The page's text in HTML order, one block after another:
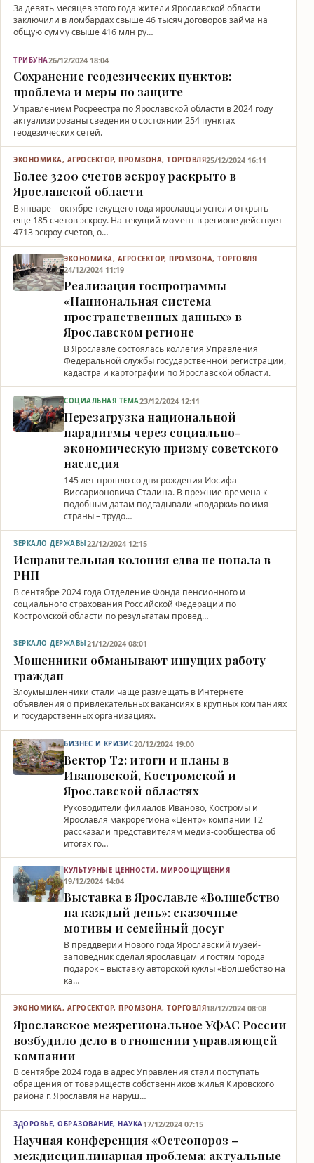
За девять месяцев этого года жители Ярославской области
заключили в ломбардах свыше 46 тысяч договоров займа на
общую сумму свыше 416 млн ру…
ТРИБУНА26/12/2024 18:04
Сохранение геодезических пунктов:
проблема и меры по защите
Управлением Росреестра по Ярославской области в 2024 году
актуализированы сведения о состоянии 254 пунктах
геодезических сетей.
ЭКОНОМИКА, АГРОСЕКТОР, ПРОМЗОНА, ТОРГОВЛЯ25/12/2024 16:11
Более 3200 счетов эскроу раскрыто в
Ярославской области
В январе – октябре текущего года ярославцы успели открыть
еще 185 счетов эскроу. На текущий момент в регионе действует
4713 эскроу-счетов, о…
ЭКОНОМИКА, АГРОСЕКТОР, ПРОМЗОНА, ТОРГОВЛЯ
24/12/2024 11:19
Реализация госпрограммы
«Национальная система
пространственных данных» в
Ярославском регионе
В Ярославле состоялась коллегия Управления
Федеральной службы государственной регистрации,
кадастра и картографии по Ярославской области.
СОЦИАЛЬНАЯ ТЕМА23/12/2024 12:11
Перезагрузка национальной
парадигмы через социально-
экономическую призму советского
наследия
145 лет прошло со дня рождения Иосифа
Виссарионовича Сталина. В прежние времена к
подобным датам подгадывали «подарки» во имя
страны – трудо…
ЗЕРКАЛО ДЕРЖАВЫ22/12/2024 12:15
Исправительная колония едва не попала в
РНП
В сентябре 2024 года Отделение Фонда пенсионного и
социального страхования Российской Федерации по
Костромской области по результатам провед…
ЗЕРКАЛО ДЕРЖАВЫ 21/12/2024 08:01
Мошенники обманывают ищущих работу
граждан
Злоумышленники стали чаще размещать в Интернете
объявления о привлекательных вакансиях в крупных компаниях
и государственных организациях.
БИЗНЕС И КРИЗИС20/12/2024 19:00
Вектор Т2: итоги и планы в
Ивановской, Костромской и
Ярославской областях
Руководители филиалов Иваново, Костромы и
Ярославля макрорегиона «Центр» компании Т2
рассказали представителям медиа-сообщества об
итогах го…
КУЛЬТУРНЫЕ ЦЕННОСТИ, МИРООЩУЩЕНИЯ
19/12/2024 14:04
Выставка в Ярославле «Волшебство
на каждый день»: сказочные
мотивы и семейный досуг
В преддверии Нового года Ярославский музей-
заповедник сделал ярославцам и гостям города
подарок – выставку авторской куклы «Волшебство на
ка…
ЭКОНОМИКА, АГРОСЕКТОР, ПРОМЗОНА, ТОРГОВЛЯ 18/12/2024 08:08
Ярославское межрегиональное УФАС России
возбудило дело в отношении управляющей
компании
В сентябре 2024 года в адрес Управления стали поступать
обращения от товариществ собственников жилья Кировского
района г. Ярославля на наруш…
ЗДОРОВЬЕ, ОБРАЗОВАНИЕ, НАУКА17/12/2024 07:15
Научная конференция «Остеопороз –
междисциплинарная проблема: актуальные